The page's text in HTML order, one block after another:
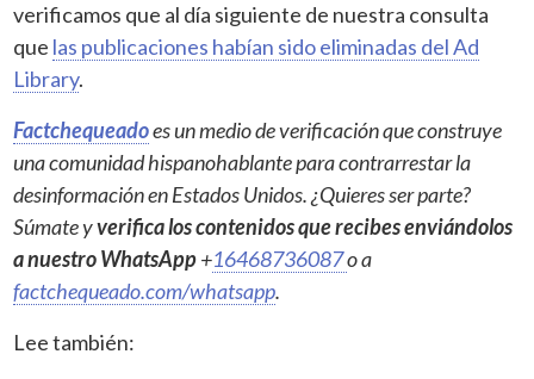
verificamos que al día siguiente de nuestra consulta
que las publicaciones habían sido eliminadas del Ad
Library.
Factchequeadoes un medio de verificación que construye
una comunidad hispanohablante para contrarrestar la
desinformación en Estados Unidos. ¿Quieres ser parte?
Súmate yverifica los contenidos que recibes enviándolos
a nuestro WhatsApp+16468736087o a
factchequeado.com/whatsapp.
Lee también: